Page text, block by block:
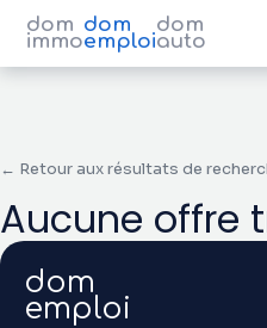
dom
immo
dom
emploi
dom
auto
← Retour aux résultats de
Aucune offre
dom
emploi